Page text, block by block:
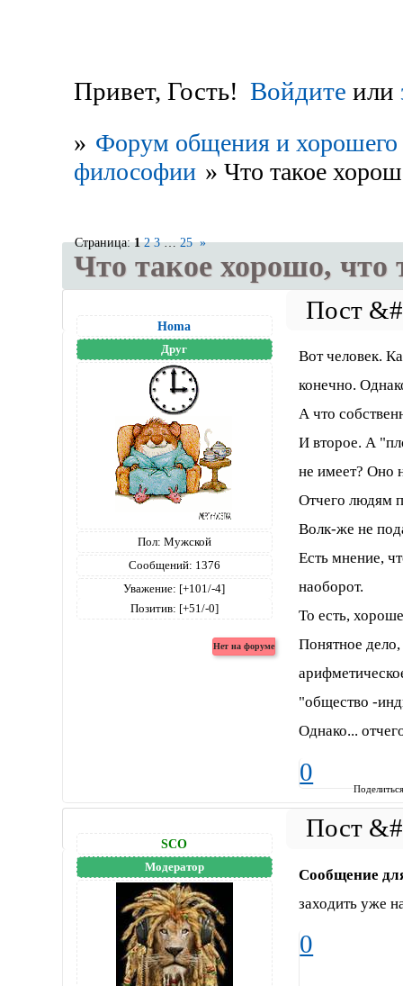
Привет, Гость! Войдите или
» Форум общения и хорошего
философии » Что такое
Что такое хорошо, что
Страница:1 2 3 … 25 »
Homa
Друг
Пол: Мужской
Сообщений: 1376
Уважение: [+101/-4]
Позитив: [+51/-0]
Вот человек.
конечно.
А что
И второе. А
не имеет? Оно
Отчего людям
Волк-же не
Есть мнение,
наоборот.
То есть,
Понятное
"общество -
Однако...
0
SCO
Модератор
Сообщение
заходить уже
0